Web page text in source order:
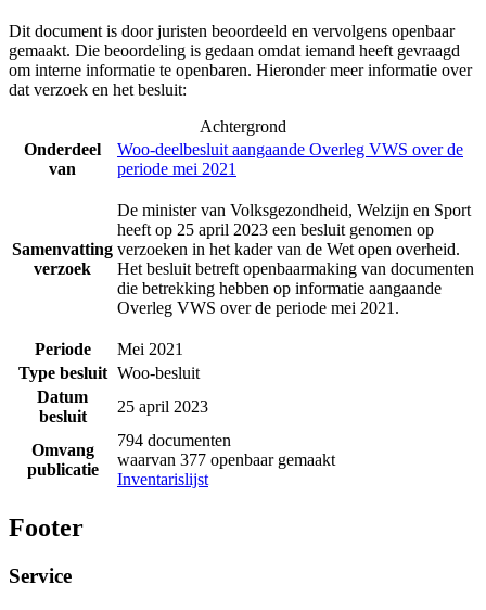
Dit document is door juristen beoordeeld en vervolgens openbaar
gemaakt. Die beoordeling is gedaan omdat iemand heeft gevraagd
om interne informatie te openbaren. Hieronder meer informatie over
dat verzoek en het besluit:
Achtergrond
Onderdeel
van
Woo-deelbesluit aangaande Overleg VWS over de
periode mei 2021
Samenvatting
verzoek
De minister van Volksgezondheid, Welzijn en Sport
heeft op 25 april 2023 een besluit genomen op
verzoeken in het kader van de Wet open overheid.
Het besluit betreft openbaarmaking van documenten
die betrekking hebben op informatie aangaande
Overleg VWS over de periode mei 2021.
Periode
Mei 2021
Type besluit Woo-besluit
Datum
besluit
25 april 2023
Omvang
publicatie
794 documenten
waarvan 377 openbaar gemaakt
Inventarislijst
Footer
Service